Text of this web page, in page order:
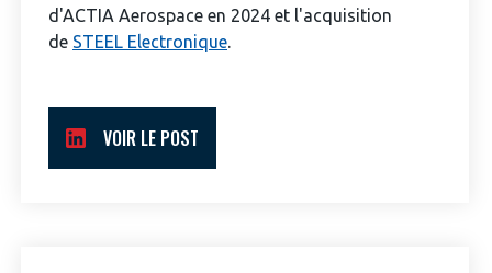
d'ACTIA Aerospace en 2024 et l'acquisition
de STEEL Electronique.
VOIR LE POST